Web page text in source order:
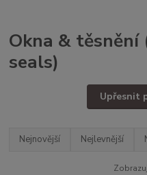
Okna &
seals)
Upřesnit
Nejnovější Nejlevnější